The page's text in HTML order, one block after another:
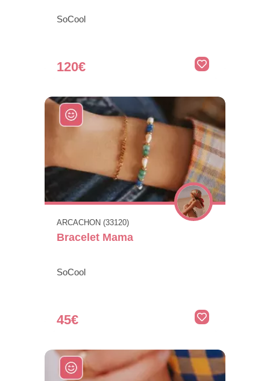
SoCool
120€
ARCACHON (33120)
Bracelet Mama
SoCool
45€